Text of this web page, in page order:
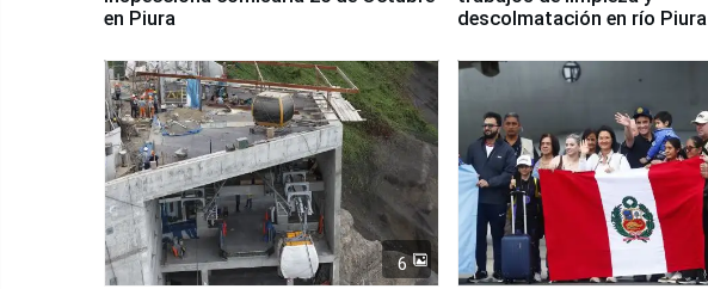
en Piura
descolmatación en río Piura
6